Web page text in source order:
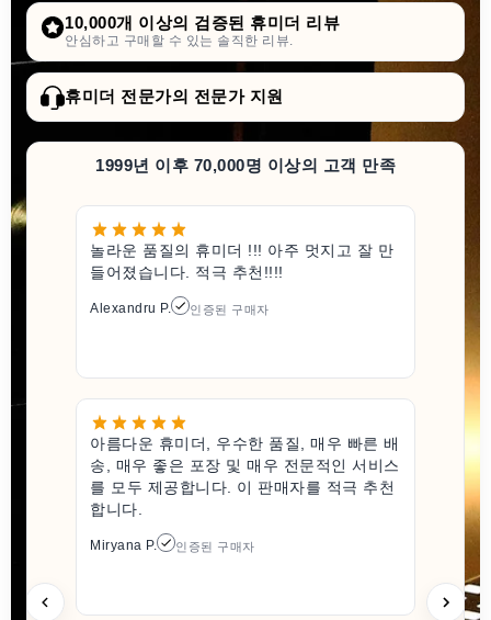
10,000개 이상의 검증된 휴미더 리뷰
안심하고 구매할 수 있는 솔직한 리뷰.
휴미더 전문가의 전문가 지원
1999년 이후 70,000명 이상의 고객 만족
놀라운 품질의 휴미더 !!! 아주 멋지고 잘 만
들어졌습니다. 적극 추천!!!!
Alexandru P. 인증된 구매자
아름다운 휴미더, 우수한 품질, 매우 빠른 배
송, 매우 좋은 포장 및 매우 전문적인 서비스
를 모두 제공합니다. 이 판매자를 적극 추천
합니다.
Miryana P. 인증된 구매자